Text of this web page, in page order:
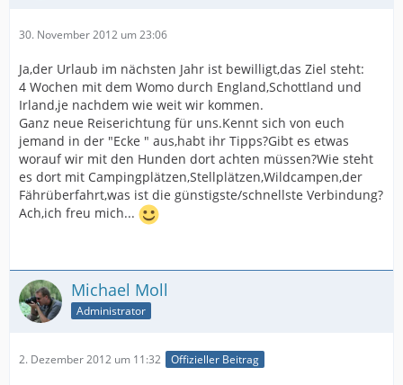
30. November 2012 um 23:06
Ja,der Urlaub im nächsten Jahr ist bewilligt,das Ziel steht:
4 Wochen mit dem Womo durch England,Schottland und
Irland,je nachdem wie weit wir kommen.
Ganz neue Reiserichtung für uns.Kennt sich von euch
jemand in der "Ecke " aus,habt ihr Tipps?Gibt es etwas
worauf wir mit den Hunden dort achten müssen?Wie steht
es dort mit Campingplätzen,Stellplätzen,Wildcampen,der
Fährüberfahrt,was ist die günstigste/schnellste Verbindung?
Ach,ich freu mich...
Michael Moll
Administrator
2. Dezember 2012 um 11:32 Offizieller Beitrag